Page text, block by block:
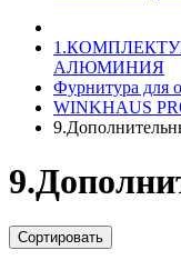
АЛЮМИНИЯ
Фурнитура для
WINKHAUS
Сортировать